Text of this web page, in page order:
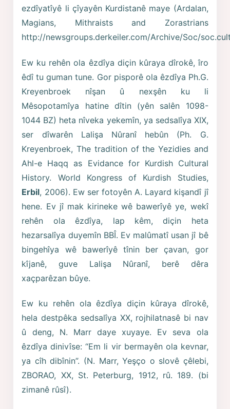
ezdîyatîyê li çîyayên Kurdistanê maye (Ardalan,
Magians, Mithraists and Zorastrians
http://newsgroups.derkeiler.com/Archive/Soc/
Ew ku rehên ola êzdîya diçin kûraya dîrokê, îro
êdî tu guman tune. Gor pisporê ola êzdîya Ph.G.
Kreyenbroek nîşan û nexşên ku li
Mêsopotamîya hatine dîtin (yên salên 1098-
1044 BZ) heta nîveka yekemîn, ya sedsalîya XIX,
ser dîwarên Lalişa Nûranî hebûn (Ph. G.
Kreyenbroek, The tradition of the Yezidies and
Ahl-e Haqq as Evidance for Kurdish Cultural
History. World Kongress of Kurdish Studies,
Erbil, 2006). Ew ser fotoyên A. Layard kişandî jî
hene. Ev jî mak kirineke wê bawerîyê ye, wekî
rehên ola êzdîya, lap kêm, diçin heta
hezarsalîya duyemîn BBÎ. Ev malûmatî usan jî bê
bingehîya wê bawerîyê tînin ber çavan, gor
kîjanê, guve Lalişa Nûranî, berê dêra
xaçparêzan bûye.
Ew ku rehên ola êzdîya diçin kûraya dîrokê,
hela destpêka sedsalîya XX, rojhilatnasê bi nav
û deng, N. Marr daye xuyaye. Ev seva ola
êzdîya dinivîse: “Em li vir bermayên ola kevnar,
ya cîh dibînin”. (N. Marr, Yeşço o slovê çêlebi,
ZBORAO, XX, St. Peterburg, 1912, rû. 189. (bi
zimanê rûsî).